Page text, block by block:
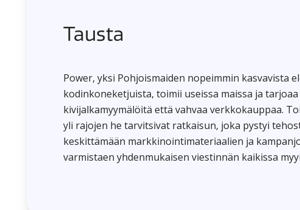
Tausta
Power, yksi Pohjoismaiden nopeimmin kasvavista
kodinkoneketjuista, toimii useissa maissa ja tarjoaa
kivijalkamyymälöitä että vahvaa verkkokauppaa.
yli rajojen he tarvitsivat ratkaisun, joka pystyi
keskittämään markkinointimateriaalien ja
varmistaen yhdenmukaisen viestinnän kaikissa